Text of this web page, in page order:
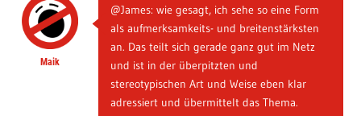
Maik
@James: wie gesagt, ich sehe so eine Form
als aufmerksamkeits- und breitenstärksten
an. Das teilt sich gerade ganz gut im Netz
und ist in der überpitzten und
stereotypischen Art und Weise eben klar
adressiert und übermittelt das Thema.